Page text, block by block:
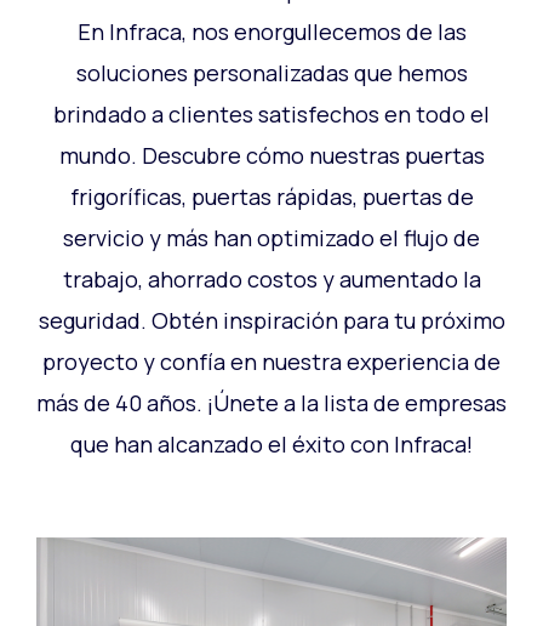
En Infraca, nos enorgullecemos de las
soluciones personalizadas que hemos
brindado a clientes satisfechos en todo el
mundo. Descubre cómo nuestras puertas
frigoríficas, puertas rápidas, puertas de
servicio y más han optimizado el flujo de
trabajo, ahorrado costos y aumentado la
seguridad. Obtén inspiración para tu próximo
proyecto y confía en nuestra experiencia de
más de 40 años. ¡Únete a la lista de empresas
que han alcanzado el éxito con Infraca!